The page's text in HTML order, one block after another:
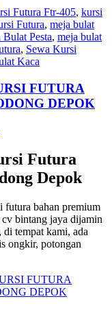
Futura Ftr-405, kursi
Futura, meja bulat
Bulat Pesta, meja bulat
, Sewa Kursi
Kaca
FUTURA
DEPOK
Futura
Depok
futura bahan premium
bintang jaya dijamin
tempat kami, ada
ongkir, potongan